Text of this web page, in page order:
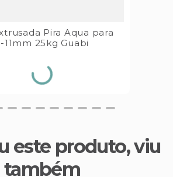
Pira Aqua para
Peixes 9-11mm 25kg Guabi
este produto, viu
também